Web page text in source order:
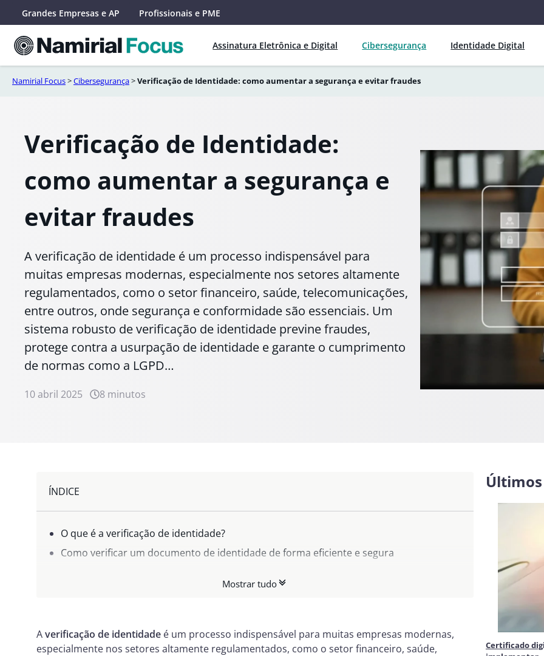
conteúdo
Grandes Empresas e AP Profissionais e PME
Assinatura Eletrônica e Digital Cibersegurança Identidade Digital
Namirial Focus>Cibersegurança>Verificação de Identidade: como aumentar a segurança e evitar fraudes
Verificação de Identidade:
como aumentar a segurança e
evitar fraudes
A verificação de identidade é um processo indispensável para
muitas empresas modernas, especialmente nos setores altamente
regulamentados, como o setor financeiro, saúde, telecomunicações,
entre outros, onde segurança e conformidade são essenciais. Um
sistema robusto de verificação de identidade previne fraudes,
protege contra a usurpação de identidade e garante o cumprimento
de normas como a LGPD…
10 abril 2025 8 minutos
ÍNDICE
O que é a verificação de identidade?
Como verificar um documento de identidade de forma eficiente e segura
Como implementar um serviço de verificação de dados de identidade
Mostrar tudo
Averificação de identidade é um processo indispensável para muitas empresas modernas,
especialmente nos setores altamente regulamentados, como o setor financeiro, saúde,
Certificado